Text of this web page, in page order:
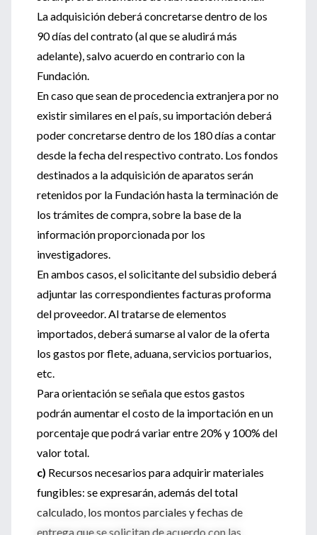
La adquisición deberá concretarse dentro de los
90 días del contrato (al que se aludirá más
adelante), salvo acuerdo en contrario con la
Fundación.
En caso que sean de procedencia extranjera por no
existir similares en el país, su importación deberá
poder concretarse dentro de los 180 días a contar
desde la fecha del respectivo contrato. Los fondos
destinados a la adquisición de aparatos serán
retenidos por la Fundación hasta la terminación de
los trámites de compra, sobre la base de la
información proporcionada por los
investigadores.
En ambos casos, el solicitante del subsidio deberá
adjuntar las correspondientes facturas proforma
del proveedor. Al tratarse de elementos
importados, deberá sumarse al valor de la oferta
los gastos por flete, aduana, servicios portuarios,
etc.
Para orientación se señala que estos gastos
podrán aumentar el costo de la importación en un
porcentaje que podrá variar entre 20% y 100% del
valor total.
c) Recursos necesarios para adquirir materiales
fungibles: se expresarán, además del total
calculado, los montos parciales y fechas de
entrega que se solicitan de acuerdo con las